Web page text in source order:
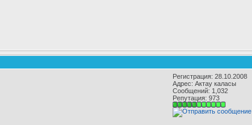
Регистрация: 28.10.2008
Адрес: Актау каласы
Сообщений: 1,032
Репутация: 973